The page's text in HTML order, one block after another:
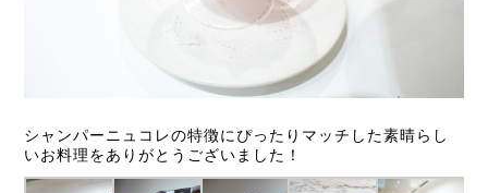
シャンパーニュコレの特徴にぴったりマッチした素晴らし
いお料理をありがとうございました！